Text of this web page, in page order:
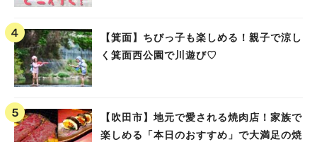
【箕面】ちびっ子も楽しめる！親子で涼し
く箕面西公園で川遊び♡
【吹田市】地元で愛される焼肉店！家族で
楽しめる「本日のおすすめ」で大満足の焼